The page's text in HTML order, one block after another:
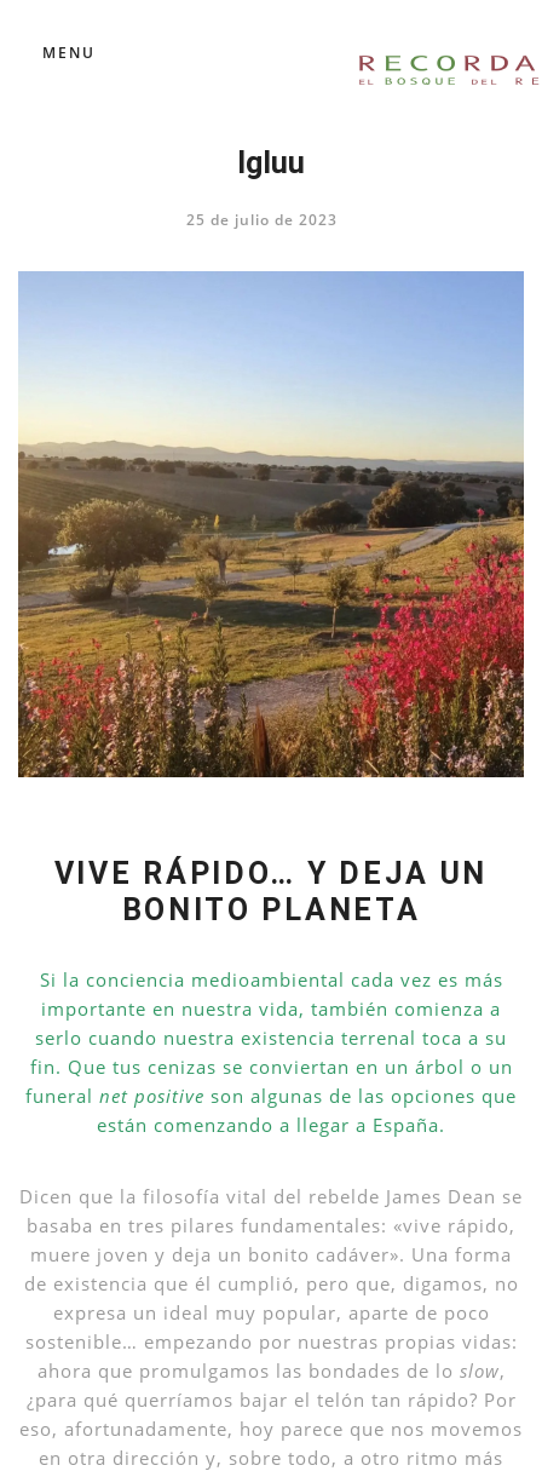
MENU
Igluu
25 de julio de 2023
VIVE RÁPIDO… Y DEJA UN
BONITO PLANETA
Si la conciencia medioambiental cada vez es más
importante en nuestra vida, también comienza a
serlo cuando nuestra existencia terrenal toca a su
fin. Que tus cenizas se conviertan en un árbol o un
funeral net positive son algunas de las opciones que
están comenzando a llegar a España.
Dicen que la filosofía vital del rebelde James Dean se
basaba en tres pilares fundamentales: «vive rápido,
muere joven y deja un bonito cadáver». Una forma
de existencia que él cumplió, pero que, digamos, no
expresa un ideal muy popular, aparte de poco
sostenible… empezando por nuestras propias vidas:
ahora que promulgamos las bondades de lo slow,
¿para qué querríamos bajar el telón tan rápido? Por
eso, afortunadamente, hoy parece que nos movemos
en otra dirección y, sobre todo, a otro ritmo más